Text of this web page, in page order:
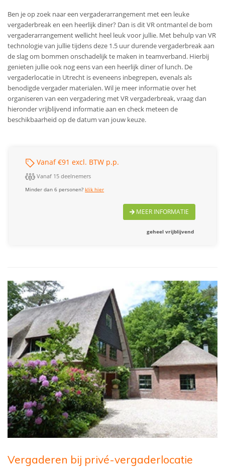
Ben je op zoek naar een vergaderarrangement met een leuke
vergaderbreak en een heerlijk diner? Dan is dit VR ontmantel de bom
vergaderarrangement wellicht heel leuk voor jullie. Met behulp van VR
technologie van jullie tijdens deze 1.5 uur durende vergaderbreak aan
de slag om bommen onschadelijk te maken in teamverband. Hierbij
genieten jullie ook nog eens van een heerlijk diner of lunch. De
vergaderlocatie in Utrecht is eveneens inbegrepen, evenals als
benodigde vergader materialen. Wil je meer informatie over het
organiseren van een vergadering met VR vergaderbreak, vraag dan
hieronder vrijblijvend informatie aan en check meteen de
beschikbaarheid op de datum van jouw keuze.
Vanaf €91 excl. BTW p.p.
Vanaf 15 deelnemers
Minder dan 6 personen?klik hier
MEER INFORMATIE
geheel vrijblijvend
Vergaderen bij privé-vergaderlocatie